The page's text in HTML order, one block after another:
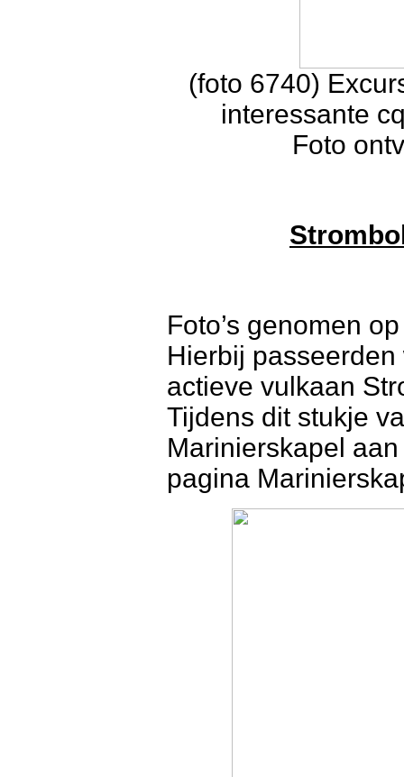
(foto 6740)
interessante
Foto
Foto’s genomen
Hierbij
actieve vulkaan
Tijdens dit stukje
Marinierskapel
pagina